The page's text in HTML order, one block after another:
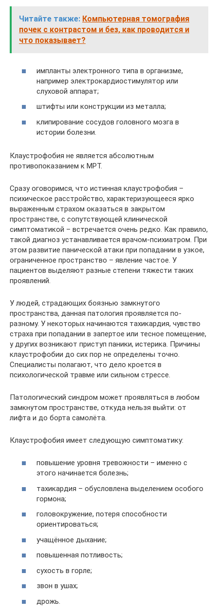
Читайте также: Компьютерная томография
почек с контрастом и без, как проводится и
что показывает?
импланты электронного типа в организме,
например электрокардиостимулятор или
слуховой аппарат;
штифты или конструкции из металла;
клипирование сосудов головного мозга в
истории болезни.
Клаустрофобия не является абсолютным
противопоказанием к МРТ.
Сразу оговоримся, что истинная клаустрофобия –
психическое расстройство, характеризующееся ярко
выраженным страхом оказаться в закрытом
пространстве, с сопутствующей клинической
симптоматикой – встречается очень редко. Как правило,
такой диагноз устанавливается врачом-психиатром. При
этом развитие панической атаки при попадании в узкое,
ограниченное пространство – явление частое. У
пациентов выделяют разные степени тяжести таких
проявлений.
У людей, страдающих боязнью замкнутого
пространства, данная патология проявляется по-
разному. У некоторых начинаются тахикардия, чувство
страха при попадании в запертое или тесное помещение,
у других возникают приступ паники, истерика. Причины
клаустрофобии до сих пор не определены точно.
Специалисты полагают, что дело кроется в
психологической травме или сильном стрессе.
Патологический синдром может проявляться в любом
замкнутом пространстве, откуда нельзя выйти: от
лифта и до борта самолёта.
Клаустрофобия имеет следующую симптоматику:
повышение уровня тревожности – именно с
этого начинается болезнь;
тахикардия – обусловлена выделением особого
гормона;
головокружение, потеря способности
ориентироваться;
учащённое дыхание;
повышенная потливость;
сухость в горле;
звон в ушах;
дрожь.